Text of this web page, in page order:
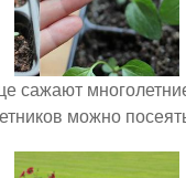
сажают
можно